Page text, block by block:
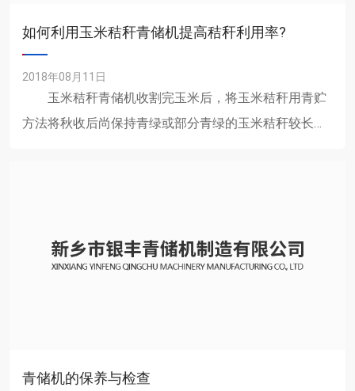
如何利用玉米秸秆青储机提高秸秆利用率?
2018年08月11日
玉米秸秆青储机收割完玉米后，将玉米秸秆用青贮
方法将秋收后尚保持青绿或部分青绿的玉米秸秆较长期
青储机的保养与检查